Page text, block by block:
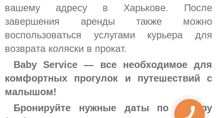
вашему адресу в Харькове. После
завершения аренды также можно
воспользоваться услугами курьера для
возврата коляски в прокат.
Baby Service — все необходимое для
комфортных прогулок и путешествий с
малышом!
Бронируйте нужные даты по номеру